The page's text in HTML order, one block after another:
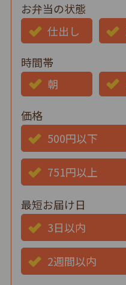
お弁当の状態
仕出し
時間帯
朝
価格
500円以下
751円以上
最短お届け日
3日以内
2週間以内